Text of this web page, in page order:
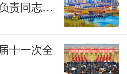
责同志开
十一次全